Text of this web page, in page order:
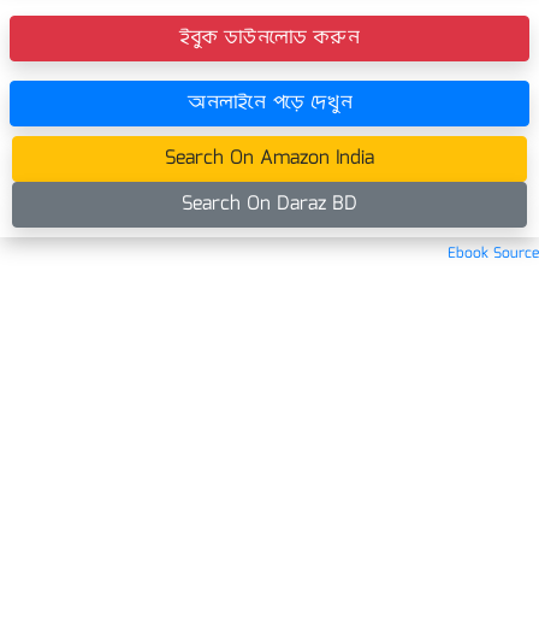
ইবুক ডাউনলোড করুন
অনলাইনে পড়ে দেখুন
Search On Amazon India
Search On Daraz BD
Ebook Source